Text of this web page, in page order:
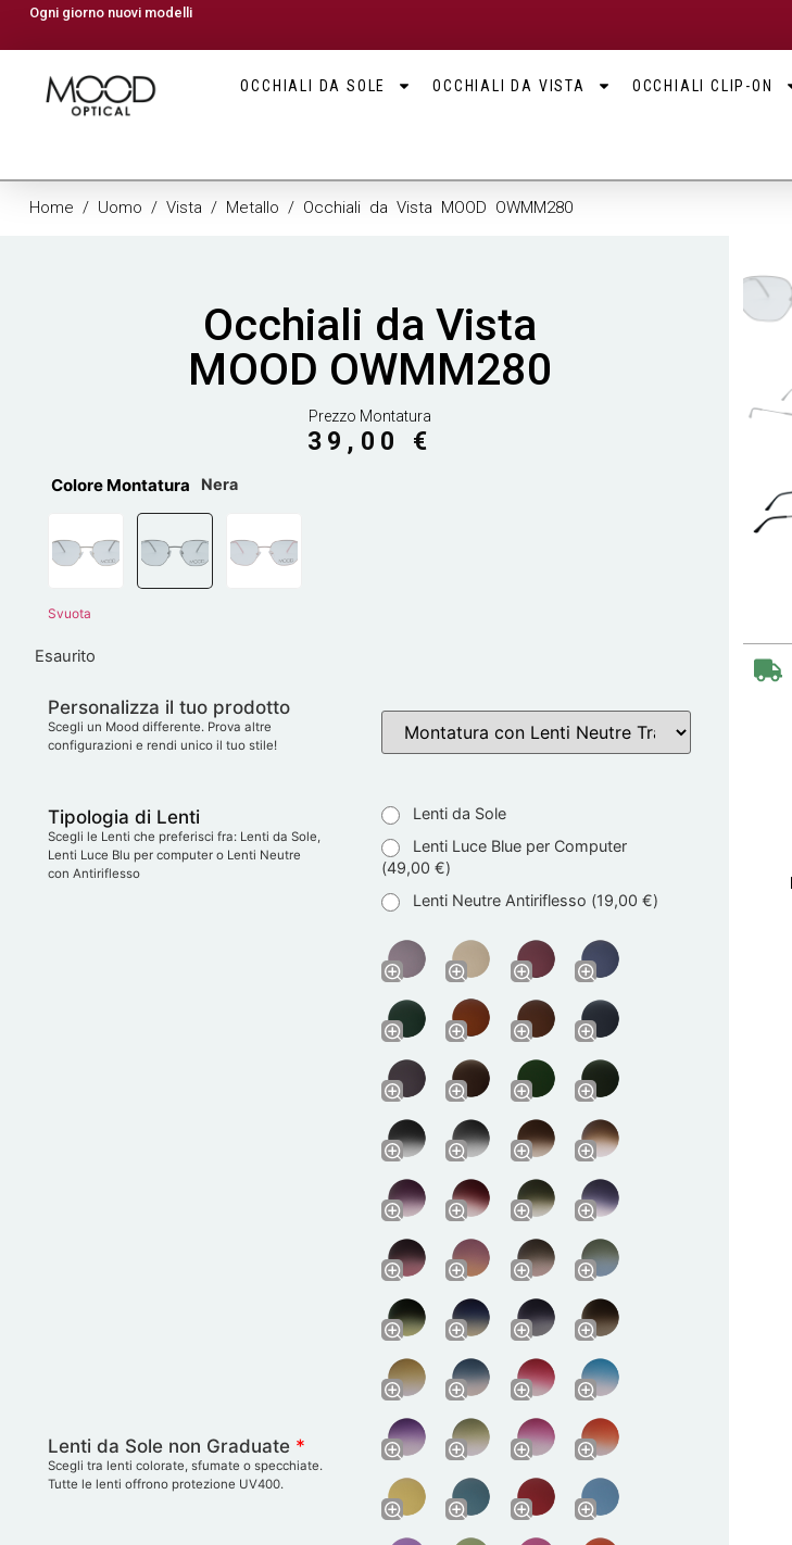
Ogni giorno nuovi modelli
OCCHIALI DA SOLE OCCHIALI DA VISTA OCCHIALI CLIP-ON
Home / Uomo / Vista / Metallo / Occhiali da Vista MOOD OWMM280
Occhiali da Vista
MOOD OWMM280
Prezzo Montatura
39,00 €
Colore Montatura Nera
Svuota
Esaurito
Personalizza il tuo prodotto
Scegli un Mood differente. Prova altre
configurazioni e rendi unico il tuo stile!
Tipologia di Lenti
Scegli le Lenti che preferisci fra: Lenti da Sole,
Lenti Luce Blu per computer o Lenti Neutre
con Antiriflesso
Lenti da Sole
Lenti Luce Blue per Computer
(49,00 €)
Lenti Neutre Antiriflesso (19,00 €)
Lenti da Sole non Graduate *
Scegli tra lenti colorate, sfumate o specchiate.
Tutte le lenti offrono protezione UV400.